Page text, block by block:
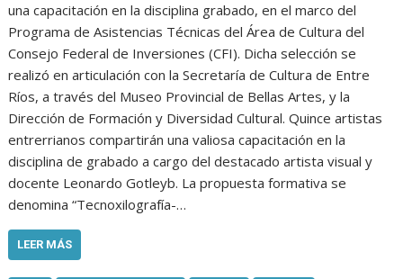
una capacitación en la disciplina grabado, en el marco del
Programa de Asistencias Técnicas del Área de Cultura del
Consejo Federal de Inversiones (CFI). Dicha selección se
realizó en articulación con la Secretaría de Cultura de Entre
Ríos, a través del Museo Provincial de Bellas Artes, y la
Dirección de Formación y Diversidad Cultural. Quince artistas
entrerrianos compartirán una valiosa capacitación en la
disciplina de grabado a cargo del destacado artista visual y
docente Leonardo Gotleyb. La propuesta formativa se
denomina “Tecnoxilografía-…
LEER MÁS